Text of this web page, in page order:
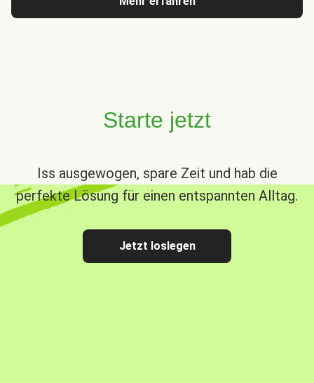
Starte jetzt
Iss ausgewogen, spare Zeit und hab die
perfekte Lösung für einen entspannten Alltag.
Jetzt loslegen